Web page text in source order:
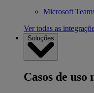
Microsoft
Ver todas as
Soluções
Casos de uso